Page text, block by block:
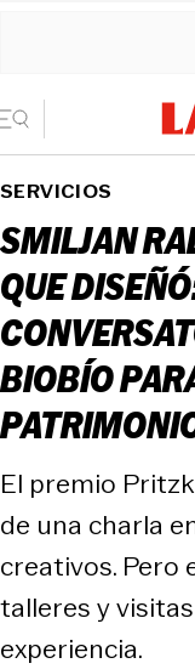
SERVICIOS
SMILJAN
QUE
BIOBÍO
El premio
de una charla
creativos. Pero
talleres y
experiencia.